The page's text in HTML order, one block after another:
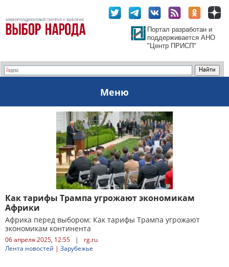
Портал разработан и
поддерживается АНО
"Центр ПРИСП"
Меню
Как тарифы Трампа угрожают экономикам
Африки
Африка перед выбором: Как тарифы Трампа угрожают
экономикам континента
06 апреля 2025, 12:55 |
rg.ru
Лента новостей | Зарубежье